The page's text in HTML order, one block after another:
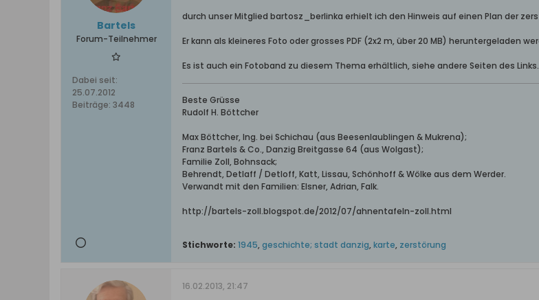
Bartels
Forum-Teilnehmer
Dabei seit:
25.07.2012
Beiträge: 3448
durch unser Mitglied bartosz_berlinka erhielt ich den Hinweis auf einen Plan der
Er kann als kleineres Foto oder grosses PDF (2x2 m, über 20 MB) heruntergeladen
Es ist auch ein Fotoband zu diesem Thema erhältlich, siehe andere Seiten des Links.
Beste Grüsse
Rudolf H. Böttcher
Max Böttcher, Ing. bei Schichau (aus Beesenlaublingen & Mukrena);
Franz Bartels & Co., Danzig Breitgasse 64 (aus Wolgast);
Familie Zoll, Bohnsack;
Behrendt, Detlaff / Detloff, Katt, Lissau, Schönhoff & Wölke aus dem Werder.
Verwandt mit den Familien: Elsner, Adrian, Falk.
http://bartels-zoll.blogspot.de/2012/07/ahnentafeln-zoll.html
Stichworte: 1945, geschichte; stadt danzig, karte, zerstörung
16.02.2013, 21:47